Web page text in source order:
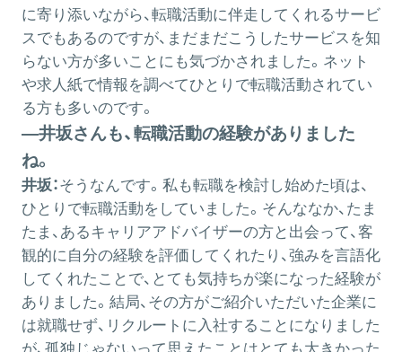
に寄り添いながら、転職活動に伴走してくれるサービ
スでもあるのですが、まだまだこうしたサービスを知
らない方が多いことにも気づかされました。ネット
や求人紙で情報を調べてひとりで転職活動されてい
る方も多いのです。
―井坂さんも、転職活動の経験がありました
ね。
井坂：そうなんです。私も転職を検討し始めた頃は、
ひとりで転職活動をしていました。そんななか、たま
たま、あるキャリアアドバイザーの方と出会って、客
観的に自分の経験を評価してくれたり、強みを言語化
してくれたことで、とても気持ちが楽になった経験が
ありました。結局、その方がご紹介いただいた企業に
は就職せず、リクルートに入社することになりました